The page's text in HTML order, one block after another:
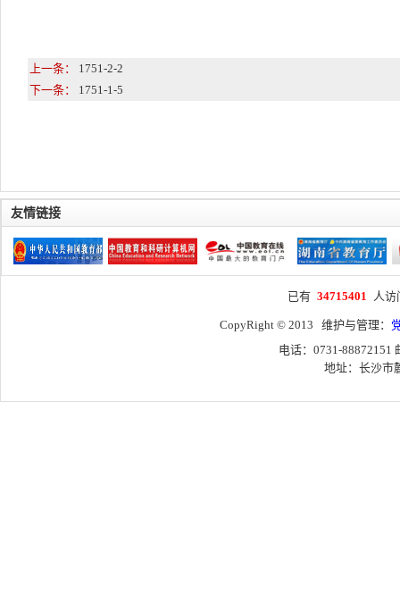
上一条： 1751-2-2
下一条： 1751-1-5
友情链接
已有 34715401 人
CopyRight © 2013 维护与管理：
电话：0731-88872151
地址：长沙市